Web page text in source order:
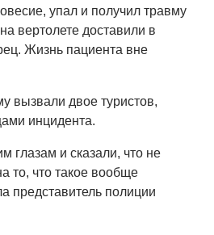
упал и получил травму
вертолете доставили в
Жизнь пациента вне
вызвали двое туристов,
инцидента.
глазам и сказали, что не
то, что такое вообще
представитель полиции